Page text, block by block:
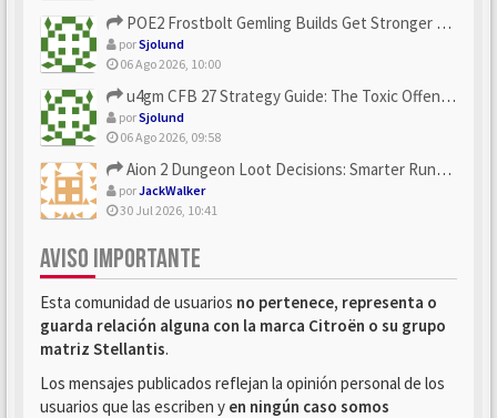
POE2 Frostbolt Gemling Builds Get Stronger With u4gm’s Ice C...
porSjolund
06 Ago 2026, 10:00
u4gm CFB 27 Strategy Guide: The Toxic Offensive Scheme Your ...
porSjolund
06 Ago 2026, 09:58
Aion 2 Dungeon Loot Decisions: Smarter Runs With U4N
porJackWalker
30 Jul 2026, 10:41
AVISO IMPORTANTE
Esta comunidad de usuarios no pertenece, representa o
guarda relación alguna con la marca Citroën o su grupo
matriz Stellantis.
Los mensajes publicados reflejan la opinión personal de los
usuarios que las escriben y en ningún caso somos